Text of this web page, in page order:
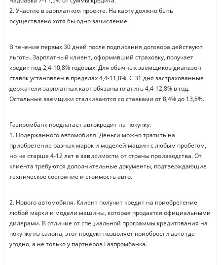
2. Участие в зарплатном проекте. На карту должно быть
осуществлено хотя бы одно зачисление.
В течение первых 30 дней после подписания договора действуют
льготы. Зарплатный клиент, оформивший страховку, получает
кредит под 2,4-10,8% годовых. Для обычных заемщиков диапазон
ставок установлен в пределах 4,4-11,8%. С 31 дня застрахованные
держатели зарплатных карт обязаны платить 4,4-12,8% в год.
Остальные заемщики сталкиваются со ставками от 8,4% до 13,8%.
Газпромбанк предлагает автокредит на покупку:
1. Подержанного автомобиля. Деньги можно тратить на
приобретение разных марок и моделей машин с любым пробегом,
но не старше 4-12 лет в зависимости от страны производства. От
клиента требуются дополнительные документы, подтверждающие
техническое состояние и стоимость авто.
2. Нового автомобиля. Клиент получит кредит на приобретение
любой марки и модели машины, которая продается официальными
дилерами. В отличие от специальной программы кредитования на
покупку из салона, этот продукт позволяет приобрести авто где
угодно, а не только у партнеров Газпромбанка.